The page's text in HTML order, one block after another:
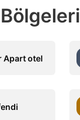
Bölgeleri
Apart otel